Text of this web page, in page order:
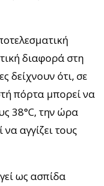
διαφορά στη
δείχνουν ότι, σε
πόρτα μπορεί να
38°C, την ώρα
αγγίζει τους
ως ασπίδα